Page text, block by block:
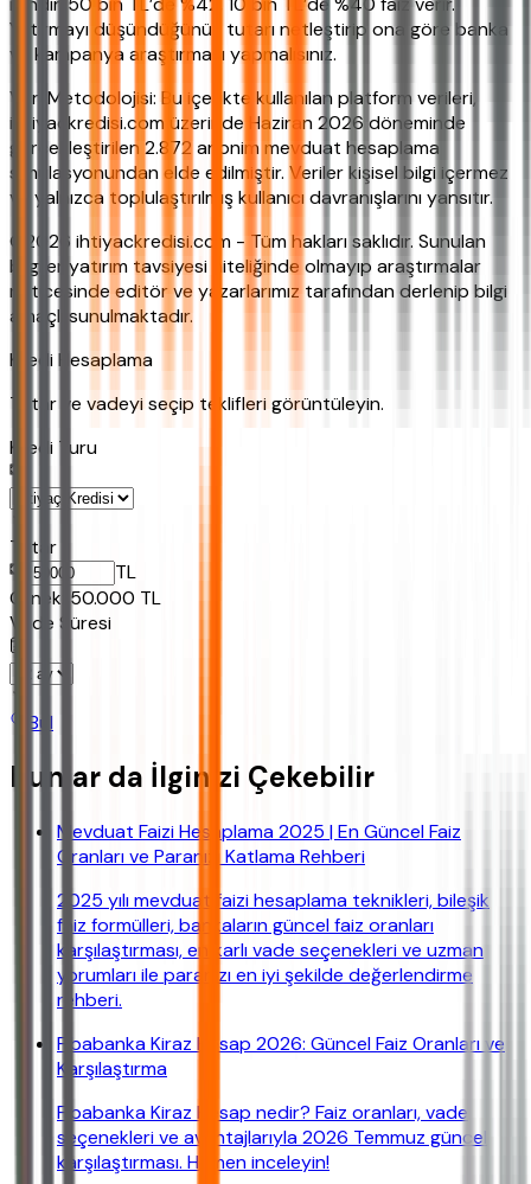
Yatırmayı düşündüğünüz tutarı netleştirip ona göre banka
ve kampanya araştırması yapmalısınız.
Veri Metodolojisi: Bu içerikte kullanılan platform verileri,
ihtiyackredisi.com üzerinde Haziran 2026 döneminde
gerçekleştirilen 2.872 anonim mevduat hesaplama
simülasyonundan elde edilmiştir. Veriler kişisel bilgi içermez
ve yalnızca toplulaştırılmış kullanıcı davranışlarını yansıtır.
©2026 ihtiyackredisi.com - Tüm hakları saklıdır. Sunulan
bilgiler yatırım tavsiyesi niteliğinde olmayıp araştırmalar
neticesinde editör ve yazarlarımız tarafından derlenip bilgi
amaçlı sunulmaktadır.
Kredi Hesaplama
Tutar ve vadeyi seçip teklifleri görüntüleyin.
Kredi Turu
Tutar
TL
Ornek: 50.000 TL
Vade Süresi
Bul
Bunlar da İlginizi Çekebilir
Mevduat Faizi Hesaplama 2025 | En Güncel Faiz
Oranları ve Paranızı Katlama Rehberi
2025 yılı mevduat faizi hesaplama teknikleri, bileşik
faiz formülleri, bankaların güncel faiz oranları
karşılaştırması, en karlı vade seçenekleri ve uzman
yorumları ile paranızı en iyi şekilde değerlendirme
rehberi.
Fibabanka Kiraz Hesap 2026: Güncel Faiz Oranları ve
Karşılaştırma
Fibabanka Kiraz Hesap nedir? Faiz oranları, vade
seçenekleri ve avantajlarıyla 2026 Temmuz güncel
karşılaştırması. Hemen inceleyin!